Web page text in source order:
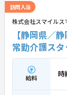
い！
訪問入浴
株式会社スマイルス
【静岡県／
常勤介護ス
給料 時